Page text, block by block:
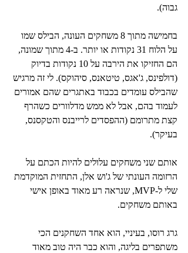
גבוה).
בחמישה מתוך 8 משחקים העונה, הבילס שמו
על הלוח 31 נקודות או יותר. ב-4 מתוך שמונה,
הם החזיקו את הירבה על 10 נקודות בדיוק
(דולפינס, ג'אגס, טיטאנס, סיהוקס). לי זה מרגיש
שהבילס עומדים בכבוד באתגרים שהם אמורים
לעמוד בהם, אבל לא ממש מדלוורים כשהרף
קצת מתרומם (ההפסדים לרייבנס והטקסנס,
בעיקר).
אותם שני משחקים עלולים להיות הכתם על
הרזומה העונתי של ג'וש אלן, התחזית המוקדמת
שלי ל-MVP, שנראה רע מאוד באופן אישי
באותם משחקים.
גרג רוסו, בעיניי, הוא אחד השחקנים הכי
משתפרים בליגה, והוא כבר היה טוב מאוד